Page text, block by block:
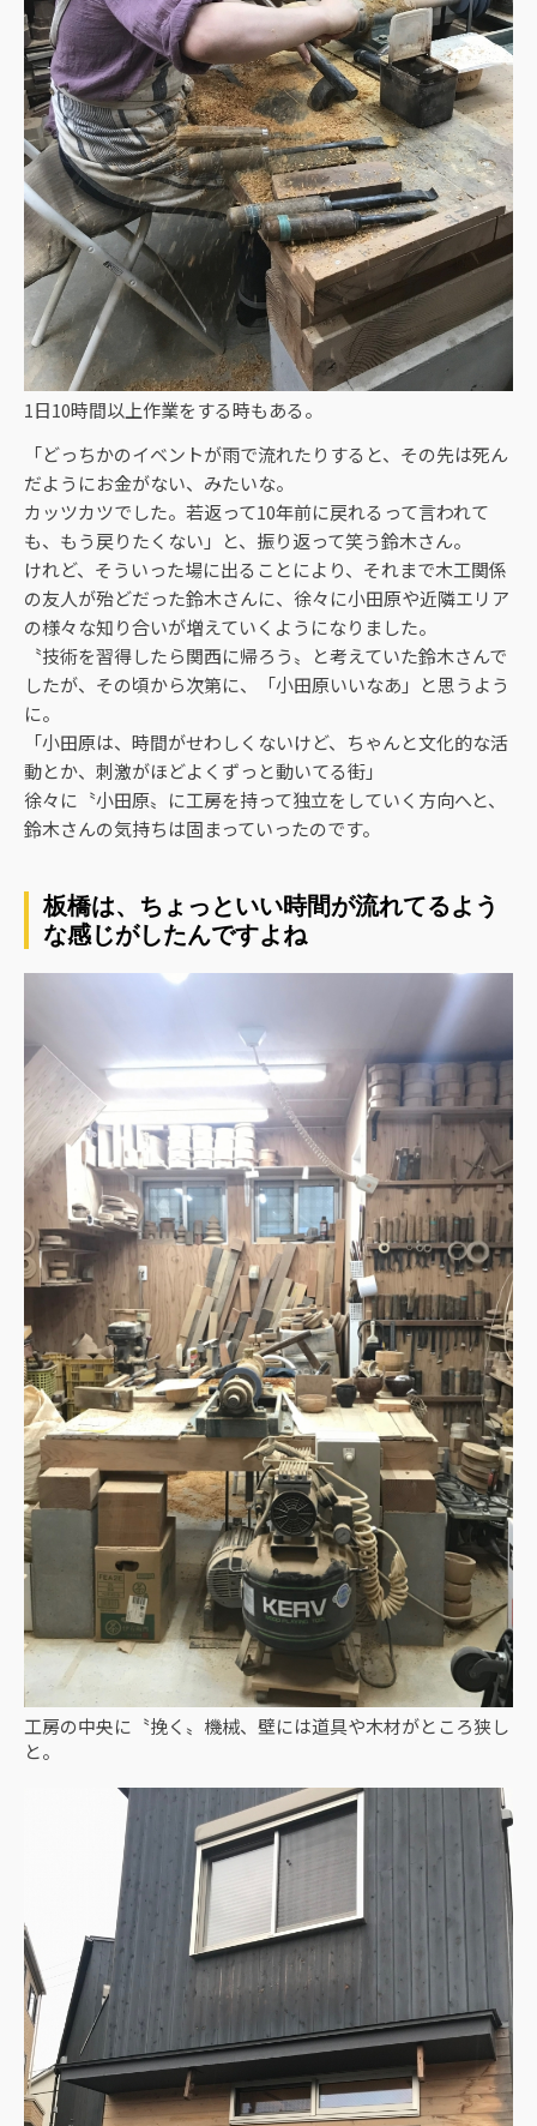
1日10時間以上作業をする時もある。
「どっちかのイベントが雨で流れたりすると、その先は死ん
だようにお金がない、みたいな。
カッツカツでした。若返って10年前に戻れるって言われて
も、もう戻りたくない」と、振り返って笑う鈴木さん。
けれど、そういった場に出ることにより、それまで木工関係
の友人が殆どだった鈴木さんに、徐々に小田原や近隣エリア
の様々な知り合いが増えていくようになりました。
〝技術を習得したら関西に帰ろう〟と考えていた鈴木さんで
したが、その頃から次第に、「小田原いいなあ」と思うよう
に。
「小田原は、時間がせわしくないけど、ちゃんと文化的な活
動とか、刺激がほどよくずっと動いてる街」
徐々に〝小田原〟に工房を持って独立をしていく方向へと、
鈴木さんの気持ちは固まっていったのです。
板橋は、ちょっといい時間が流れてるよう
な感じがしたんですよね
工房の中央に〝挽く〟機械、壁には道具や木材がところ狭し
と。